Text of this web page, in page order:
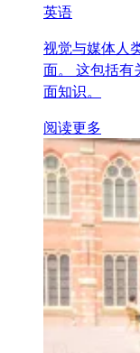
英语
视觉与媒体人
面。 这包括有
面知识。
阅读更多